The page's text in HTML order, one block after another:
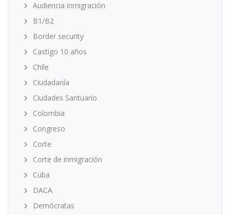
Audiencia inmigración
B1/B2
Border security
Castigo 10 años
Chile
Ciudadanía
Ciudades Santuario
Colombia
Congreso
Corte
Corte de inmigración
Cuba
DACA
Demócratas